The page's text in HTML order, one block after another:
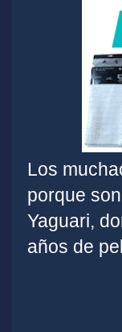
Los
porque
Yaguari,
años de